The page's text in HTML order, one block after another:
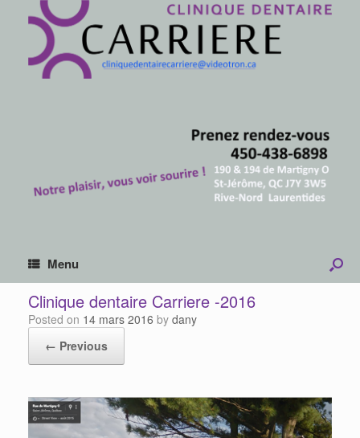
Menu
Clinique dentaire Carriere -2016
Posted on 14 mars 2016 by dany
← Previous